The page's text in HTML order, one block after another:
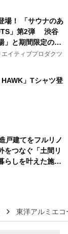
場！ 「サウナのあ
」第2弾 渋谷
」と期間限定のコ
ナイキタイコラ
イティブプロダクツ
」Tシャツ登
戸建てをフルリノ
をつなぐ「土間リ
らしを叶えた施工
が公開
東洋アルミエ